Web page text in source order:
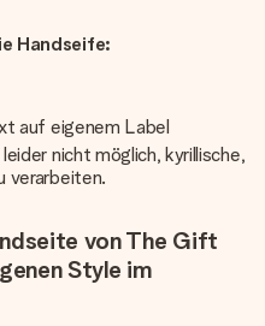
Handseife:
auf eigenem Label
nicht möglich, kyrillische,
verarbeiten.
von The Gift
Style im